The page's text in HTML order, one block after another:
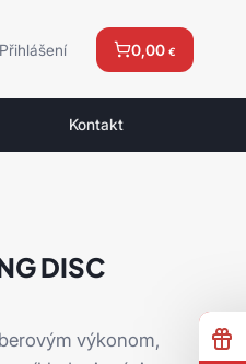
Přihlášení 0,00 €
Kontakt
DISC
výkonom,